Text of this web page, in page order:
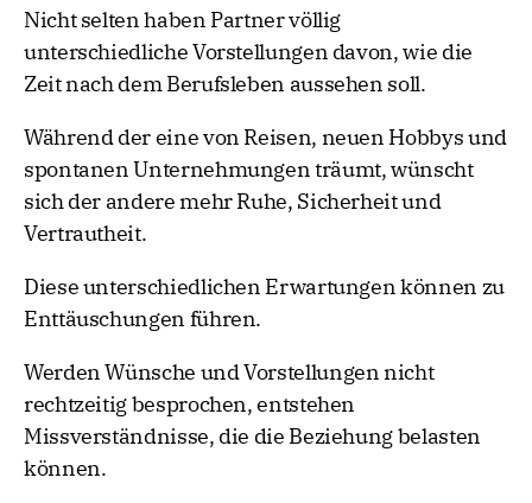
Nicht selten haben Partner völlig
unterschiedliche Vorstellungen davon, wie die
Zeit nach dem Berufsleben aussehen soll.
Während der eine von Reisen, neuen Hobbys und
spontanen Unternehmungen träumt, wünscht
sich der andere mehr Ruhe, Sicherheit und
Vertrautheit.
Diese unterschiedlichen Erwartungen können zu
Enttäuschungen führen.
Werden Wünsche und Vorstellungen nicht
rechtzeitig besprochen, entstehen
Missverständnisse, die die Beziehung belasten
können.